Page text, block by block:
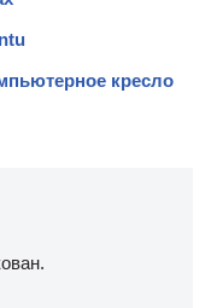
кресло